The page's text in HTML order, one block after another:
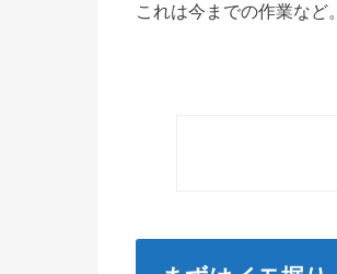
これは今までの作業など。